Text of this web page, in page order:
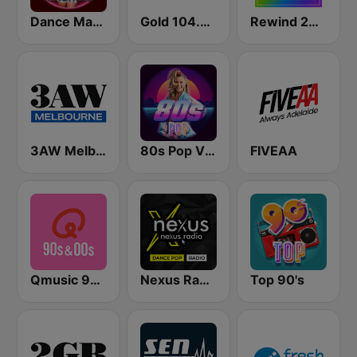
Dance Machine Gold 104.3 FM Rewind 2000's
3AW Melbourne 80s Pop Vibes FIVEAA
Qmusic 90's & 00's Nexus Radio Dance Top 90's